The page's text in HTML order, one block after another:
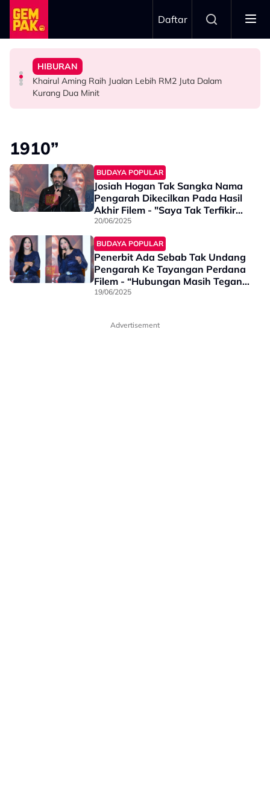
Skip to main content
Daftar
HIBURAN
Imran Aqil Kongsi Detik Sukar Isteri Ketika Berpantang -
“Waktu Itu Aku Tiada, Pergi Nepal Naik Gunung 10
Hari…”
HIBURAN
Khairul Aming Raih Jualan Lebih RM2 Juta Dalam
Kurang Dua Minit
HIBURAN
“Ada Yang Datang Menyapa, Teresak-Esak Menangis…”
- Noraniza Idris
SELEBRITI
“Biarlah Mereka Yang Pilih” - Jinggo Nasihat Ibu Bapa
Jangan Terlalu Campuri Urusan Rumah Tangga Anak
1910”
BUDAYA POPULAR
Josiah Hogan Tak Sangka Nama
Pengarah Dikecilkan Pada Hasil
Akhir Filem - "Saya Tak Terfikir
Pula Sampai ..."
20/06/2025
BUDAYA POPULAR
Penerbit Ada Sebab Tak Undang
Pengarah Ke Tayangan Perdana
Filem - “Hubungan Masih Tegang,
Kes Mahkamah Sedang Berjalan”
19/06/2025
Advertisement